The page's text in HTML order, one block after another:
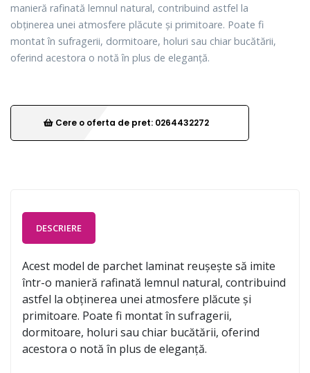
manieră rafinată lemnul natural, contribuind astfel la
obținerea unei atmosfere plăcute și primitoare. Poate fi
montat în sufragerii, dormitoare, holuri sau chiar bucătării,
oferind acestora o notă în plus de eleganță.
Cere o oferta de pret: 0264432272
DESCRIERE
Acest model de parchet laminat reușește să imite
într-o manieră rafinată lemnul natural, contribuind
astfel la obținerea unei atmosfere plăcute și
primitoare. Poate fi montat în sufragerii,
dormitoare, holuri sau chiar bucătării, oferind
acestora o notă în plus de eleganță.